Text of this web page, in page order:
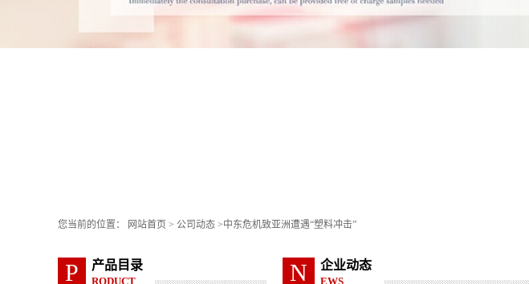
您当前的位置： 网站首页 > 公司动态 >中东危机致亚洲遭遇“塑料冲击”
P 产品目录
RODUCT N 企业动态
EWS